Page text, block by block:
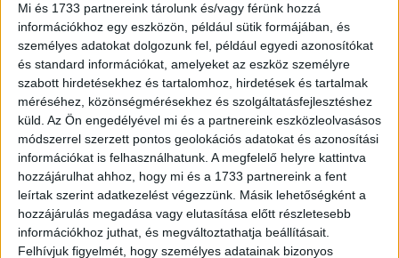
Mi és 1733 partnereink tárolunk és/vagy férünk hozzá
információkhoz egy eszközön, például sütik formájában, és
személyes adatokat dolgozunk fel, például egyedi azonosítókat
és standard információkat, amelyeket az eszköz személyre
szabott hirdetésekhez és tartalomhoz, hirdetések és tartalmak
méréséhez, közönségmérésekhez és szolgáltatásfejlesztéshez
küld. Az Ön engedélyével mi és a partnereink eszközleolvasásos
módszerrel szerzett pontos geolokációs adatokat és azonosítási
információkat is felhasználhatunk. A megfelelő helyre kattintva
hozzájárulhat ahhoz, hogy mi és a 1733 partnereink a fent
leírtak szerint adatkezelést végezzünk. Másik lehetőségként a
hozzájárulás megadása vagy elutasítása előtt részletesebb
információkhoz juthat, és megváltoztathatja beállításait.
Felhívjuk figyelmét, hogy személyes adatainak bizonyos
A sport és a márkák közötti partnerségek új
lehetőségeket kínálnak a fogyasztók elérésére. A
PepsiCo és a Los Angeles Rams képviselői megvitatták,
hogyan lehet a sporteseményeket és a sportolókat
hatékonyan bevonni a márkakommunikációba, erősítve
ezzel a közösségi kapcsolatokat és a márkahűséget. A
sport egyre fontosabb színtere lesz a márkák
megjelenésének.
4. A humor reneszánsza